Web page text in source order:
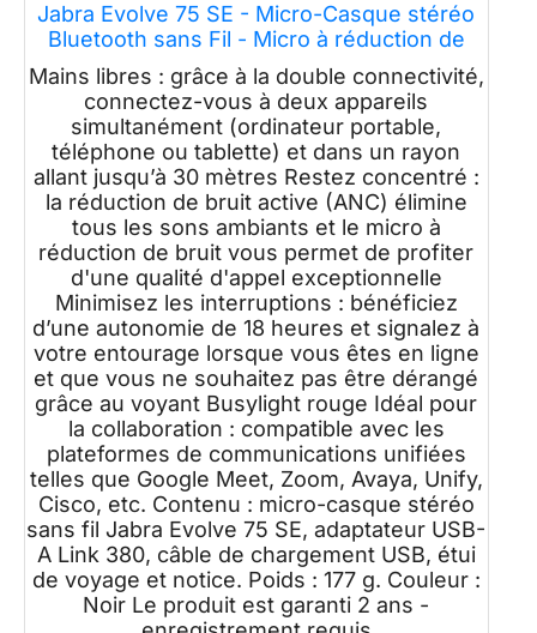
Jabra Evolve 75 SE - Micro-Casque stéréo
Bluetooth sans Fil - Micro à réduction de
Bruit et réduction de Bruit Active - Certifié
Google Meet & Zoom, Fonctionne avec Les
principales Plateformes - Noir
Mains libres : grâce à la double connectivité,
connectez-vous à deux appareils
simultanément (ordinateur portable,
téléphone ou tablette) et dans un rayon
allant jusqu’à 30 mètres Restez concentré :
la réduction de bruit active (ANC) élimine
tous les sons ambiants et le micro à
réduction de bruit vous permet de profiter
d'une qualité d'appel exceptionnelle
Minimisez les interruptions : bénéficiez
d’une autonomie de 18 heures et signalez à
votre entourage lorsque vous êtes en ligne
et que vous ne souhaitez pas être dérangé
grâce au voyant Busylight rouge Idéal pour
la collaboration : compatible avec les
plateformes de communications unifiées
telles que Google Meet, Zoom, Avaya, Unify,
Cisco, etc. Contenu : micro-casque stéréo
sans fil Jabra Evolve 75 SE, adaptateur USB-
A Link 380, câble de chargement USB, étui
de voyage et notice. Poids : 177 g. Couleur :
Noir Le produit est garanti 2 ans -